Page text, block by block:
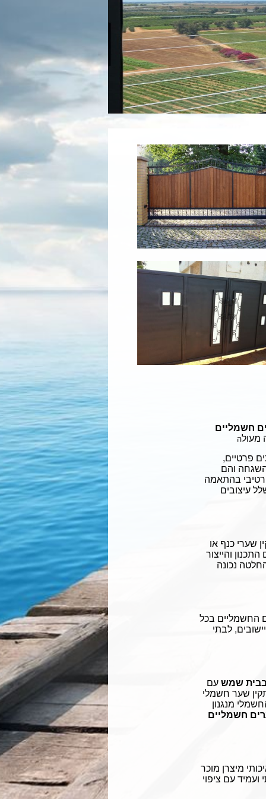
חשמליים
מעולה
פרטיים,
והם
בהתאמה
עיצובים
שערי כנף או
והייצור
נכונה
החשמליים בכל
לבתי
שמש עם
שער חשמלי
מנגנון
חשמליים
מיצרן מוכר
ועמיד עם ציפוי